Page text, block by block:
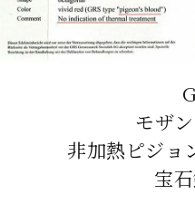
モザ
非加熱ピジョ
宝